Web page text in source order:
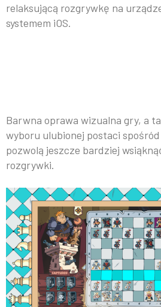
relaksującą rozgrywkę na
systemem iOS.
Barwna oprawa wizualna gry, a
wyboru ulubionej postaci
pozwolą jeszcze bardziej
rozgrywki.